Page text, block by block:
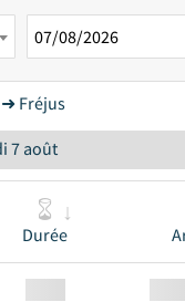
Fréjus
7 août
Durée